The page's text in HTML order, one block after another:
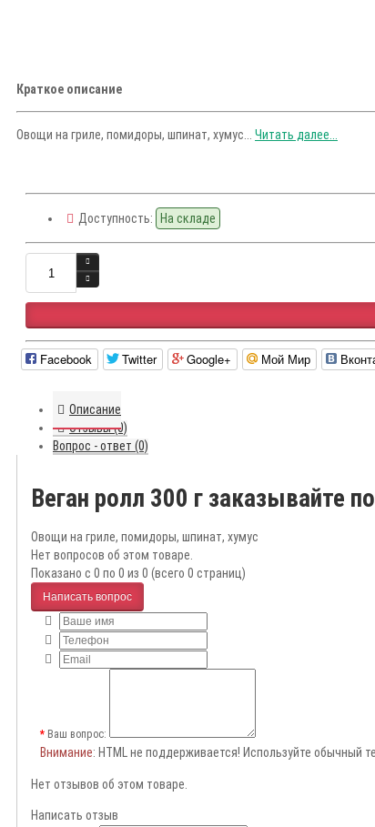
Краткое описание
Овощи на гриле, помидоры, шпинат, хумус... Читать далее...
Доступность: На складе
Facebook Twitter Google+ Мой Мир
Описание
Отзывы (0)
Вопрос - ответ (0)
Веган ролл 300 г заказывайте по
Овощи на гриле, помидоры, шпинат, хумус
Нет вопросов об этом товаре.
Показано с 0 по 0 из 0 (всего 0 страниц)
Написать вопрос
Ваш вопрос:
Внимание: HTML не поддерживается! Используйте обычный
Нет отзывов об этом товаре.
Написать отзыв